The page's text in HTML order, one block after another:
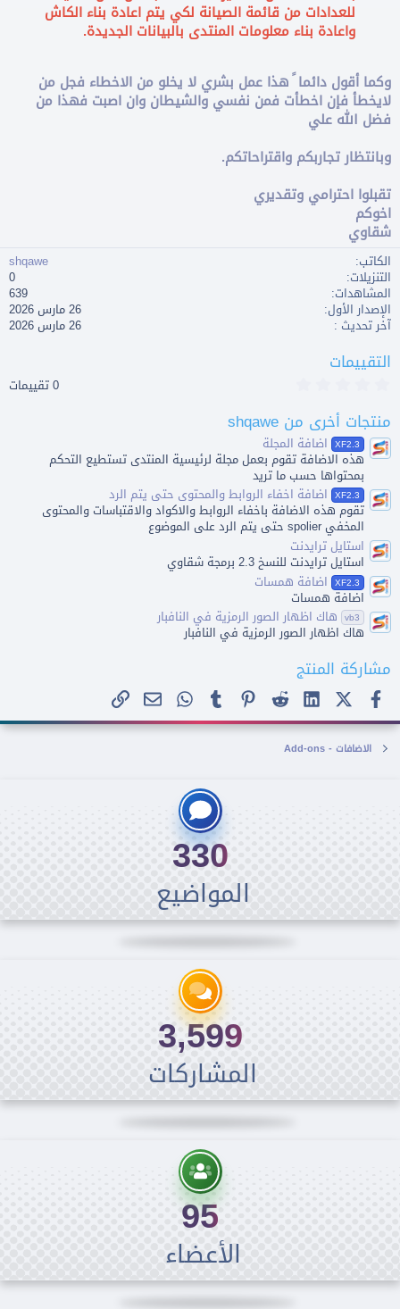
للعدادات من قائمة الصيانة لكي يتم اعادة بناء الكاش
واعادة بناء معلومات المنتدى بالبيانات الجديدة.
وكما أقول دائما ً هذا عمل بشري ﻻ يخلو من اﻻخطاء فجل من
ﻻيخطأ فإن اخطأت فمن نفسي والشيطان وان اصبت فهذا من
فضل الله علي
وبانتظار تجاربكم واقتراحاتكم.
تقبلوا احترامي وتقديري
اخوكم
شقاوي
الكاتب shqawe
التنزيلات 0
المشاهدات 639
الإصدار الأول 26 مارس 2026
آخر تحديث 26 مارس 2026
التقييمات
0
ن
ج
و
م
0 تقييمات
منتجات أخرى من shqawe
XF2.3 اضافة المجلة
هذه اﻻضافة تقوم بعمل مجلة لرئيسية المنتدى تستطيع التحكم
بمحتواها حسب ما تريد
XF2.3 اضافة اخفاء الروابط والمحتوى حتى يتم الرد
تقوم هذه الاضافة باخفاء الروابط والاكواد واﻻقتباسات والمحتوى
المخفي spolier حتى يتم الرد على الموضوع
استايل ترايدنت
استايل ترايدنت للنسخ 2.3 برمجة شقاوي
XF2.3 اضافة همسات
اضافة همسات
vb3 هاك اظهار الصور الرمزية في النافبار
هاك اظهار الصور الرمزية في النافبار
مشاركة المنتج
فيسبوكX (Twitter)
LinkedIn
Reddit
Pinterest
Tumblr
WhatsApp
البريد الإلكتروني
الرابط
اﻻضافات - Add-ons
المواضيع
330
المشاركات
3,599
الأعضاء
95